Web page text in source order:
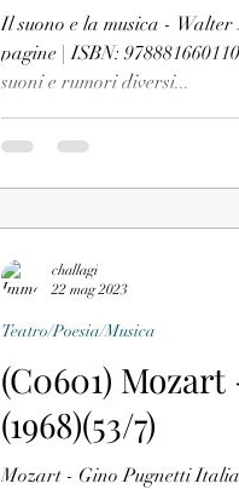
Il suono e la musica -
pagine | ISBN:
suoni e rumori diversi...
(C0601)
(1968)(53/7)
Mozart - Gino Pugnetti
Teatro/Poesia/Musica
challagi
22 mag 2023